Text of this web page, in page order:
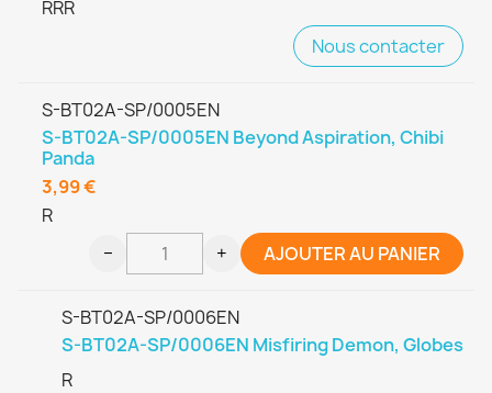
RRR
Nous contacter
S-BT02A-SP/0005EN
S-BT02A-SP/0005EN Beyond Aspiration, Chibi
Panda
R
3,99 €
− + AJOUTER AU PANIER
S-BT02A-SP/0006EN
S-BT02A-SP/0006EN Misfiring Demon, Globes
R